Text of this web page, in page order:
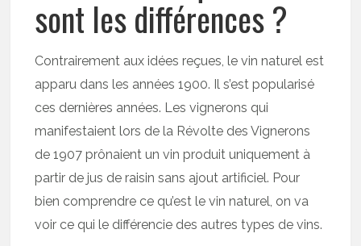
sont les différences ?
Contrairement aux idées reçues, le vin naturel est
apparu dans les années 1900. Il s’est popularisé
ces dernières années. Les vignerons qui
manifestaient lors de la Révolte des Vignerons
de 1907 prônaient un vin produit uniquement à
partir de jus de raisin sans ajout artificiel. Pour
bien comprendre ce qu’est le vin naturel, on va
voir ce qui le différencie des autres types de vins.